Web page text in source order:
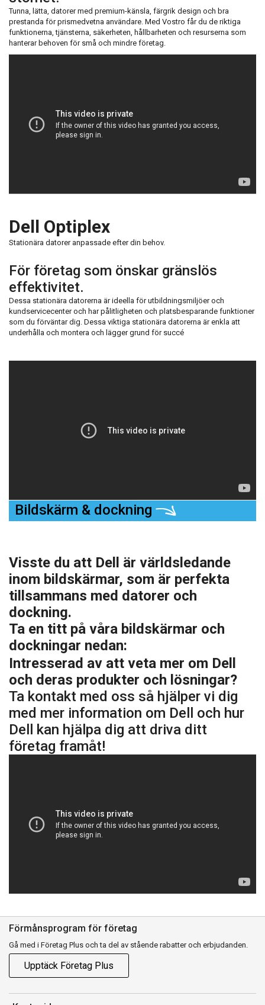
Tunna, lätta, datorer med premium-känsla, färgrik design och bra
prestanda för prismedvetna användare. Med Vostro får du de riktiga
funktionerna, tjänsterna, säkerheten, hållbarheten och resurserna som
hanterar behoven för små och mindre företag.
Dell Optiplex
Stationära datorer anpassade efter din behov.
För företag som önskar gränslös
effektivitet.
Dessa stationära datorerna är ideella för utbildningsmiljöer och
kundservicecenter och har pålitligheten och platsbesparande funktioner
som du förväntar dig. Dessa viktiga stationära datorerna är enkla att
underhålla och montera och lägger grund för succé
Bildskärm & dockning
Visste du att Dell är världsledande
inom bildskärmar, som är perfekta
tillsammans med datorer och
dockning.
Ta en titt på våra bildskärmar och
dockningar nedan:
Intresserad av att veta mer om Dell
och deras produkter och lösningar?
Ta kontakt med oss så hjälper vi dig
med mer information om Dell och hur
Dell kan hjälpa dig att driva ditt
företag framåt!
Förmånsprogram för företag
Gå med i Företag Plus och ta del av stående rabatter och erbjudanden.
Upptäck Företag Plus